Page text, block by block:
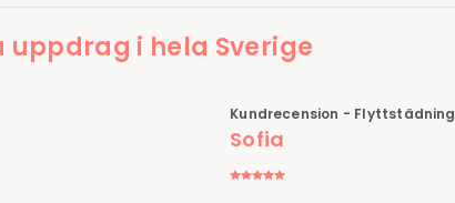
uppdrag i hela Sverige
Kundrecension - Flyttstädning
Sofia